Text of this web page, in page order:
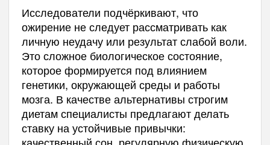
Исследователи подчёркивают, что
ожирение не следует рассматривать как
личную неудачу или результат слабой воли.
Это сложное биологическое состояние,
которое формируется под влиянием
генетики, окружающей среды и работы
мозга. В качестве альтернативы строгим
диетам специалисты предлагают делать
ставку на устойчивые привычки: